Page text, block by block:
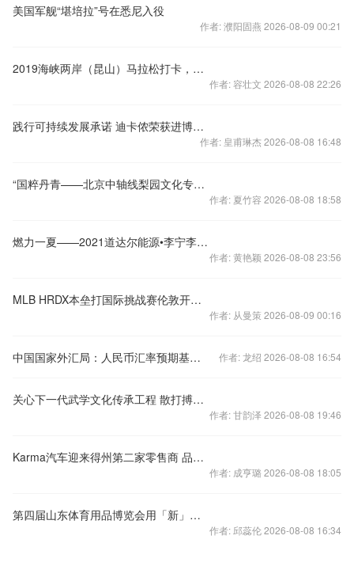
美国军舰“堪培拉”号在悉尼入役
作者: 濮阳固燕 2026-08-09 00:21
2019海峡两岸（昆山）马拉松打卡，点燃你的小宇宙！
作者: 容壮文 2026-08-08 22:26
践行可持续发展承诺 迪卡侬荣获进博会绿色展台设计奖
作者: 皇甫琳杰 2026-08-08 16:48
“国粹丹青——北京中轴线梨园文化专题美术展”开幕
作者: 夏竹容 2026-08-08 18:58
燃力一夏——2021道达尔能源•李宁李永波杯3V3羽毛球赛海口站火
作者: 黄艳颖 2026-08-08 23:56
MLB HRDX本垒打国际挑战赛伦敦开赛，2023有望落地中国
作者: 从曼策 2026-08-09 00:16
中国国家外汇局：人民币汇率预期基本稳定 作者: 龙绍 2026-08-08 16:54
关心下一代武学文化传承工程 散打搏击项目在京启动
作者: 甘韵泽 2026-08-08 19:46
Karma汽车迎来得州第二家零售商 品牌发展计划
作者: 成亨璐 2026-08-08 18:05
第四届山东体育用品博览会用「新」升级 强势来袭
作者: 邱蕊伦 2026-08-08 16:34